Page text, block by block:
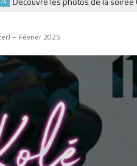
– Février 2025